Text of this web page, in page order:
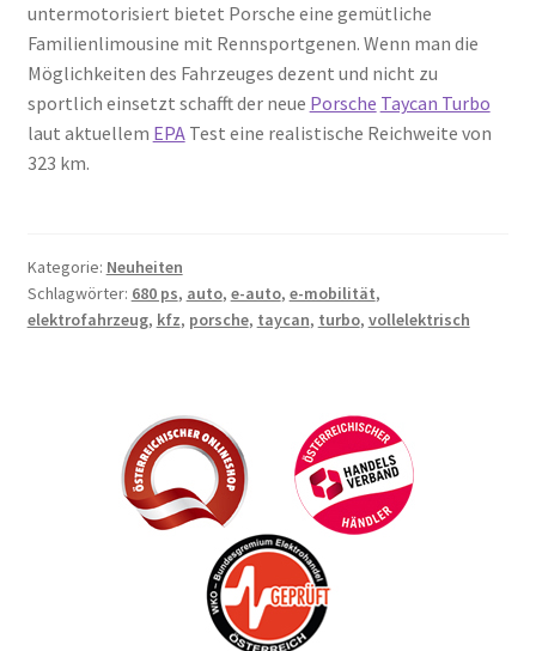
untermotorisiert bietet Porsche eine gemütliche
Familienlimousine mit Rennsportgenen. Wenn man die
Möglichkeiten des Fahrzeuges dezent und nicht zu
sportlich einsetzt schafft der neue Porsche Taycan Turbo
laut aktuellem EPATest eine realistische Reichweite von
323 km.
Kategorie: Neuheiten
Schlagwörter: 680 ps, auto, e-auto, e-mobilität,
elektrofahrzeug, kfz, porsche, taycan, turbo, vollelektrisch